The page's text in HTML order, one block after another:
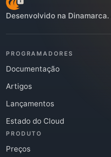
Desenvolvido na
PROGRAMADORES
Documentação
Artigos
Lançamentos
Estado do Cloud
PRODUTO
Preços